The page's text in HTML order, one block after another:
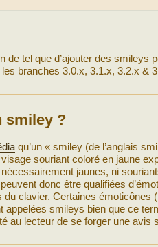
de tel que d’ajouter des
branches 3.0.x, 3.1.x, 3.2.x &
smiley ?
qu’un « smiley (de l’anglais
souriant coloré en jaune
jaunes, ni
donc être qualifiées
clavier. Certaines émoticônes
appelées smileys bien que ce
au lecteur de se forger une avis